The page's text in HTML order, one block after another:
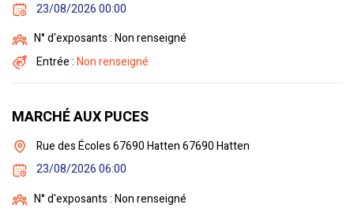
23/08/2026 00:00
N° d'exposants : Non renseigné
Entrée :Non renseigné
MARCHÉ AUX PUCES
Rue des Écoles 67690 Hatten 67690 Hatten
23/08/2026 06:00
N° d'exposants : Non renseigné